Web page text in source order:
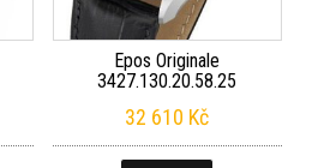
Epos Originale
3427.130.20.58.25
32 610 Kč